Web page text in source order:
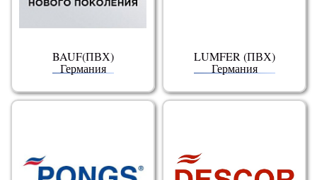
BAUF(ПВХ)
Германия
LUMFER (ПВХ)
Германия